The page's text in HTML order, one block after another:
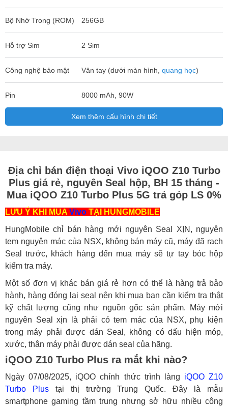
Bộ Nhớ Trong (ROM) 256GB
Hỗ trợ Sim 2 Sim
Công nghệ bảo mật Vân tay (dưới màn hình, quang học)
Pin 8000 mAh, 90W
Xem thêm cấu hình chi tiết
Địa chỉ bán điện thoại Vivo iQOO Z10 Turbo
Plus giá rẻ, nguyên Seal hộp, BH 15 tháng -
Mua iQOO Z10 Turbo Plus 5G trả góp LS 0%
LƯU Ý KHI MUA Vivo TẠI HUNGMOBILE
HungMobile chỉ bán hàng mới nguyên Seal XỊN, nguyên
tem nguyên mác của NSX, không bán máy cũ, máy đã rạch
Seal trước, khách hàng đến mua máy sẽ tự tay bóc hộp
kiểm tra máy.
Một số đơn vị khác bán giá rẻ hơn có thể là hàng trả bảo
hành, hàng đóng lại seal nên khi mua bạn cần kiểm tra thật
kỹ chất lượng cũng như nguồn gốc sản phẩm. Máy mới
nguyên Seal xịn là phải có tem mác của NSX, phụ kiện
trong máy phải được dán Seal, không có dấu hiện móp,
xước, thân máy phải được dán seal của hãng.
iQOO Z10 Turbo Plus ra mắt khi nào?
Ngày 07/08/2025, iQOO chính thức trình làng iQOO Z10
Turbo Plustại thị trường Trung Quốc. Đây là mẫu
smartphone gaming tầm trung nhưng sở hữu nhiều công